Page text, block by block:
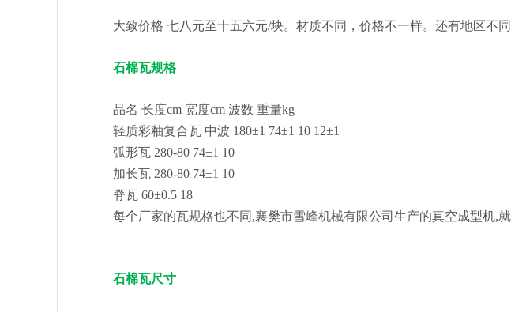
大致价格 七八元至十五六元/块。材质不同，价格不一样。还有地区不同
石棉瓦规格
品名 长度cm 宽度cm 波数 重量kg
轻质彩釉复合瓦 中波 180±1 74±1 10 12±1
弧形瓦 280-80 74±1 10
加长瓦 280-80 74±1 10
脊瓦 60±0.5 18
每个厂家的瓦规格也不同,襄樊市雪峰机械有限公司生产的真空成型机,就
石棉瓦尺寸